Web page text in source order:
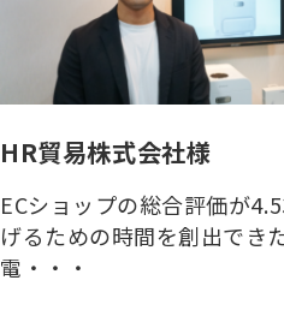
HR貿易株式会社様
ECショップの総合評価が
げるための時間を創出でき
電・・・